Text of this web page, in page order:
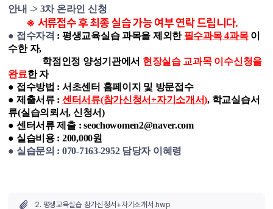
안내 -> 3차 온라인 신청
※ 서류접수 후 최종 실습 가능 여부 연락 드립니다.
● 접수자격 : 평생교육실습 과목을 제외한 필수과목 4과목이
수한 자,
학점인정 양성기관에서 현장실습 교과목 이수신청을
완료한 자
● 접수방법 : 서초센터 홈페이지 및 방문접수
● 제출서류 : 센터서류(참가신청서+자기소개서), 학교실습서
류(실습의뢰서, 신청서)
● 센터서류 제출 : seochowomen2@naver.com
● 실습비용 : 200,000원
● 실습문의 : 070-7163-2952 담당자 이혜령
2. 평생교육실습 참가신청서+자기소개서.hwp